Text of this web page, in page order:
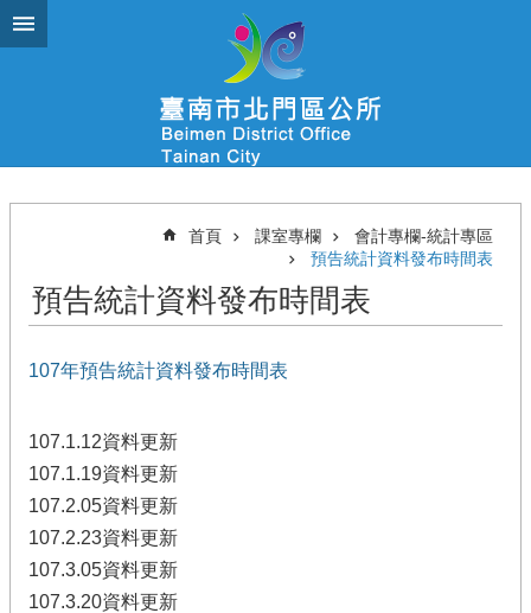
跳到主要內容區塊
首頁 課室專欄
會計專欄-統計專區
預告統計資料發布時間表
預告統計資料發布時間表
107年預告統計資料發布時間表
107.1.12資料更新
107.1.19資料更新
107.2.05資料更新
107.2.23資料更新
107.3.05資料更新
107.3.20資料更新